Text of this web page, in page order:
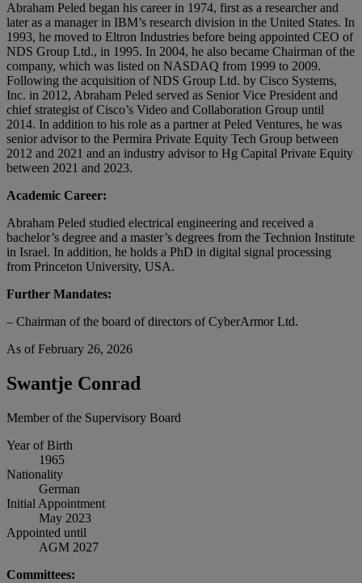
Abraham Peled began his career in 1974, first as a researcher and
later as a manager in IBM’s research division in the United States. In
1993, he moved to Eltron Industries before being appointed CEO of
NDS Group Ltd., in 1995. In 2004, he also became Chairman of the
company, which was listed on NASDAQ from 1999 to 2009.
Following the acquisition of NDS Group Ltd. by Cisco Systems,
Inc. in 2012, Abraham Peled served as Senior Vice President and
chief strategist of Cisco’s Video and Collaboration Group until
2014. In addition to his role as a partner at Peled Ventures, he was
senior advisor to the Permira Private Equity Tech Group between
2012 and 2021 and an industry advisor to Hg Capital Private Equity
between 2021 and 2023.
Academic Career:
Abraham Peled studied electrical engineering and received a
bachelor’s degree and a master’s degrees from the Technion Institute
in Israel. In addition, he holds a PhD in digital signal processing
from Princeton University, USA.
Further Mandates:
– Chairman of the board of directors of CyberArmor Ltd.
As of February 26, 2026
Swantje Conrad
Member of the Supervisory Board
Year of Birth
1965
Nationality
German
Initial Appointment
May 2023
Appointed until
AGM 2027
Committees: